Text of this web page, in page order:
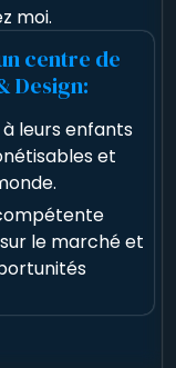
moi.
centre de
Design:
leurs enfants
et
le marché et